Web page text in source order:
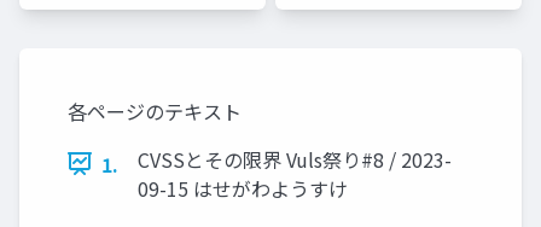
各ページのテキスト
1.
CVSSとその限界 Vuls祭り#8 / 2023-
09-15 はせがわようすけ